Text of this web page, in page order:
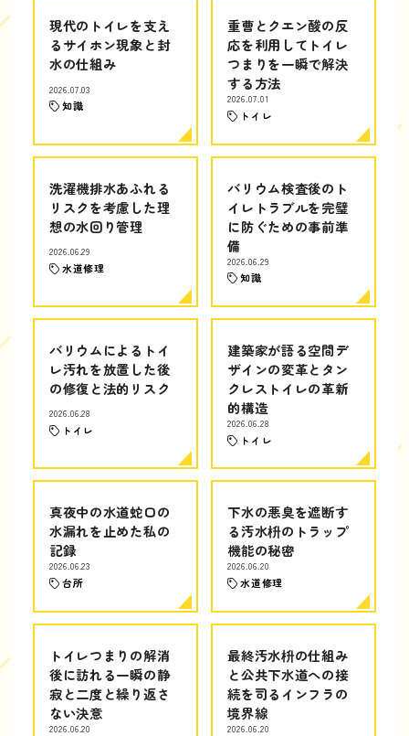
現代のトイレを支え
るサイホン現象と封
水の仕組み
2026.07.03
知識
重曹とクエン酸の反
応を利用してトイレ
つまりを一瞬で解決
する方法
2026.07.01
トイレ
洗濯機排水あふれる
リスクを考慮した理
想の水回り管理
2026.06.29
水道修理
バリウム検査後のト
イレトラブルを完璧
に防ぐための事前準
備
2026.06.29
知識
バリウムによるトイ
レ汚れを放置した後
の修復と法的リスク
2026.06.28
トイレ
建築家が語る空間デ
ザインの変革とタン
クレストイレの革新
的構造
2026.06.28
トイレ
真夜中の水道蛇口の
水漏れを止めた私の
記録
2026.06.23
台所
下水の悪臭を遮断す
る汚水枡のトラップ
機能の秘密
2026.06.20
水道修理
トイレつまりの解消
後に訪れる一瞬の静
寂と二度と繰り返さ
ない決意
2026.06.20
最終汚水枡の仕組み
と公共下水道への接
続を司るインフラの
境界線
2026.06.20